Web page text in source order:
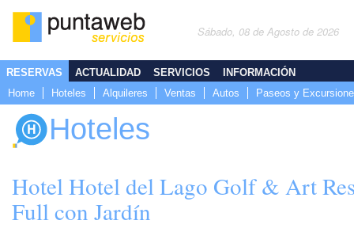
Sábado, 08 de Agosto de 2026
RESERVAS
Home
Hoteles Alquileres Ventas Autos Paseos y
ACTUALIDAD SERVICIOS INFORMACIÓN
Hoteles
Hotel Hotel del Lago Golf & Art
Full con Jardín